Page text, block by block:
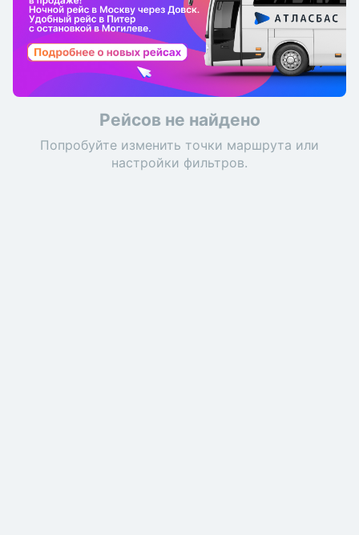
Рейсов не найдено
Попробуйте изменить точки маршрута или
настройки фильтров.